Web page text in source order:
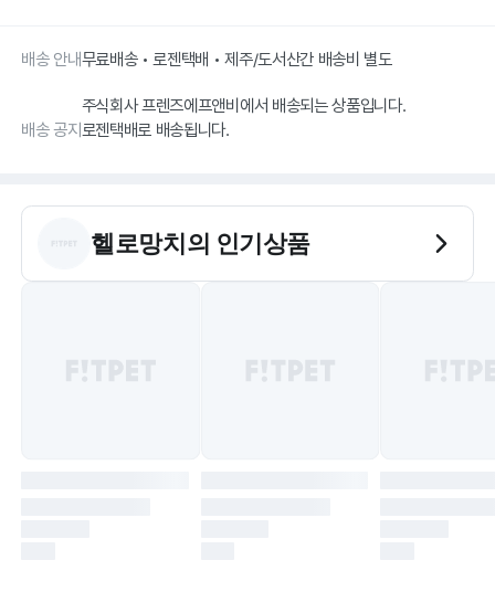
배송 안내무료배송 • 로젠택배 • 제주/도서산간 배송비 별도
주식회사 프렌즈에프앤비에서 배송되는 상품입니다.
배송 공지로젠택배로 배송됩니다.
헬로망치의 인기상품